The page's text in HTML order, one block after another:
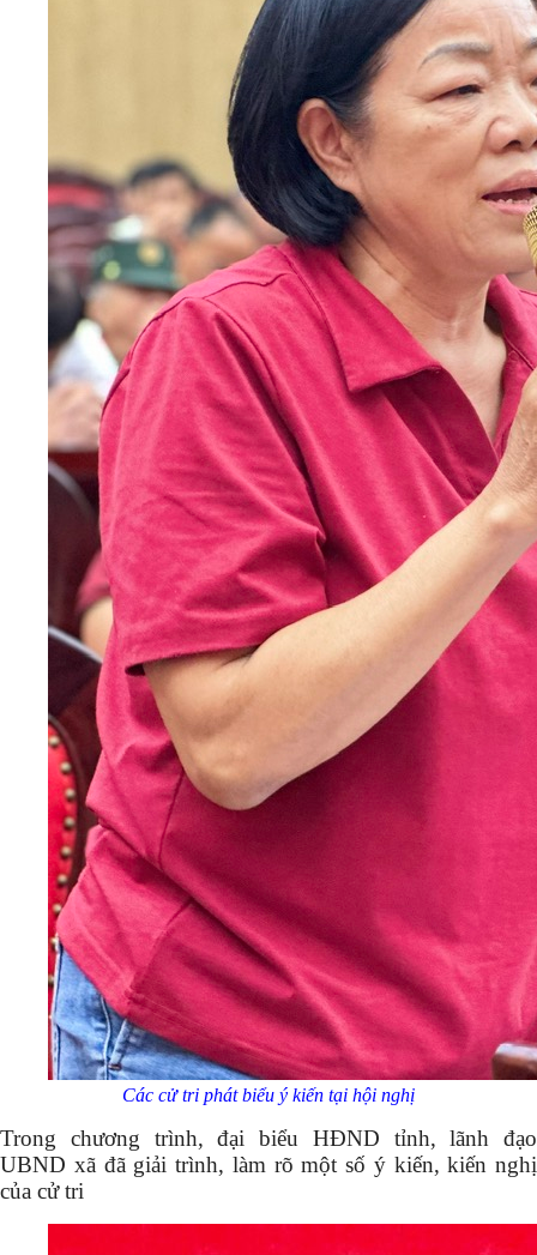
Các cử tri phát biểu ý kiến tại hội nghị
Trong chương trình, đại biểu HĐND tỉnh, lãnh đạo
UBND xã đã giải trình, làm rõ một số ý kiến, kiến nghị
của cử tri